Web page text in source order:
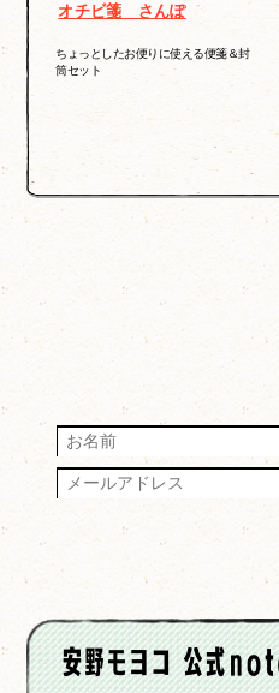
オチビ箋 さんぽ
ちょっとしたお便りに使える便箋＆封
筒セット